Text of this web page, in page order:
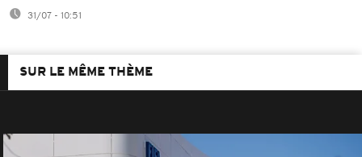
31/07 - 10:51
SUR LE MÊME THÈME